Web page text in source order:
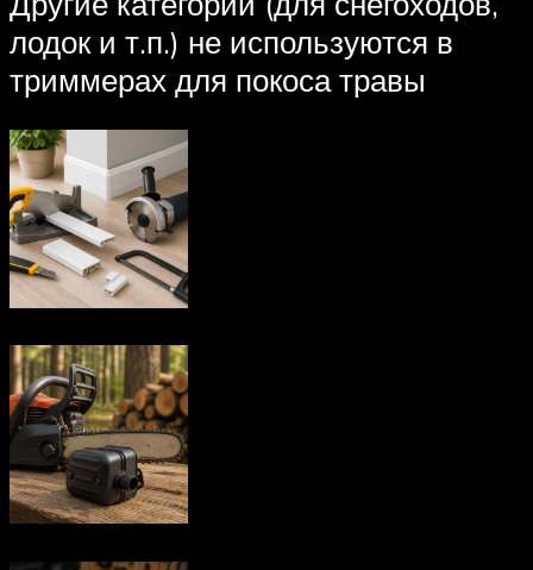
лодок и т.п.) не используются в
триммерах для покоса травы